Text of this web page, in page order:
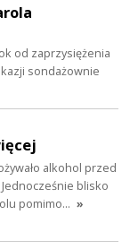
od zaprzysiężenia
sondażownie
alkohol przed
blisko
pomimo… »